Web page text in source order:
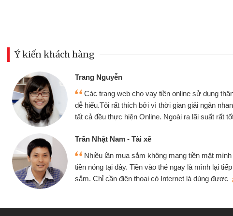
Ý kiến khách hàng
dụng thân thiện,
nhanh chóng
suất rất tốt
mặt mình đều vay
lại tiếp tục mua
được
Mình cần tiền gấp nên
nhưng thật may đã có gói
không cần gặp mặt nên rất
Tôi kinh doanh buôn bán
hàng, nhờ biết đến website
quyết được công việc của